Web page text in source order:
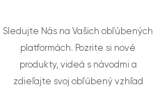
Sledujte Nás na Vašich obľúbených
platformách. Pozrite si nové
produkty, videá s návodmi a
zdieľajte svoj obľúbený vzhľad